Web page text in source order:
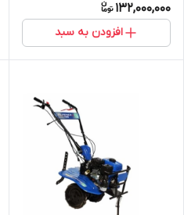
132,000,000
افزودن به سبد